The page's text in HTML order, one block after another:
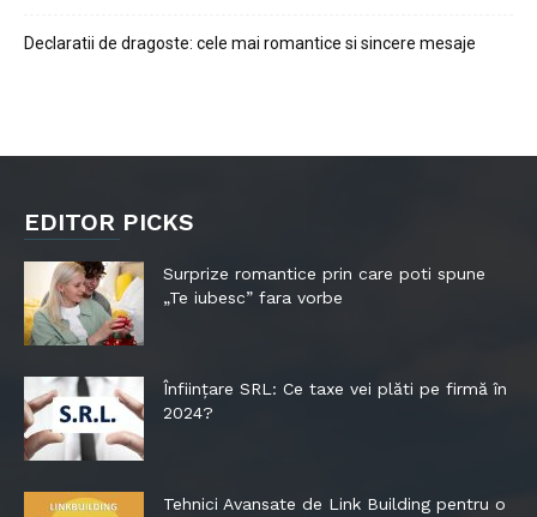
Declaratii de dragoste: cele mai romantice si sincere mesaje
EDITOR PICKS
Surprize romantice prin care poti spune
„Te iubesc” fara vorbe
Înființare SRL: Ce taxe vei plăti pe firmă în
2024?
Tehnici Avansate de Link Building pentru o